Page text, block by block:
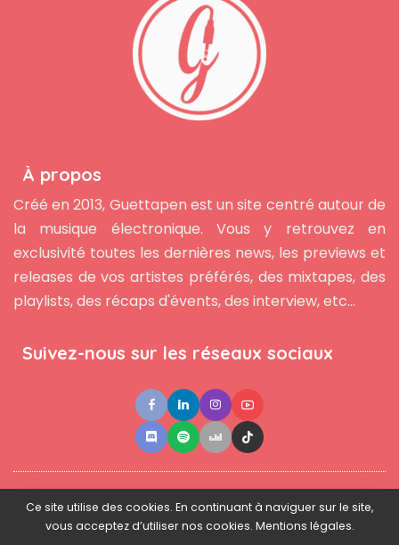
À propos
Créé en 2013, Guettapen est un site centré autour de
la musique électronique. Vous y retrouvez en
exclusivité toutes les dernières news, les previews et
releases de vos artistes préférés, des mixtapes, des
playlists, des récaps d'évents, des interview, etc...
Suivez-nous sur les réseaux sociaux
Contact ●Newsletter ● L'équipe ● Mentions légales
Ce site utilise des cookies. En continuant à naviguer sur le site,
vous acceptez d’utiliser nos cookies. Mentions légales.